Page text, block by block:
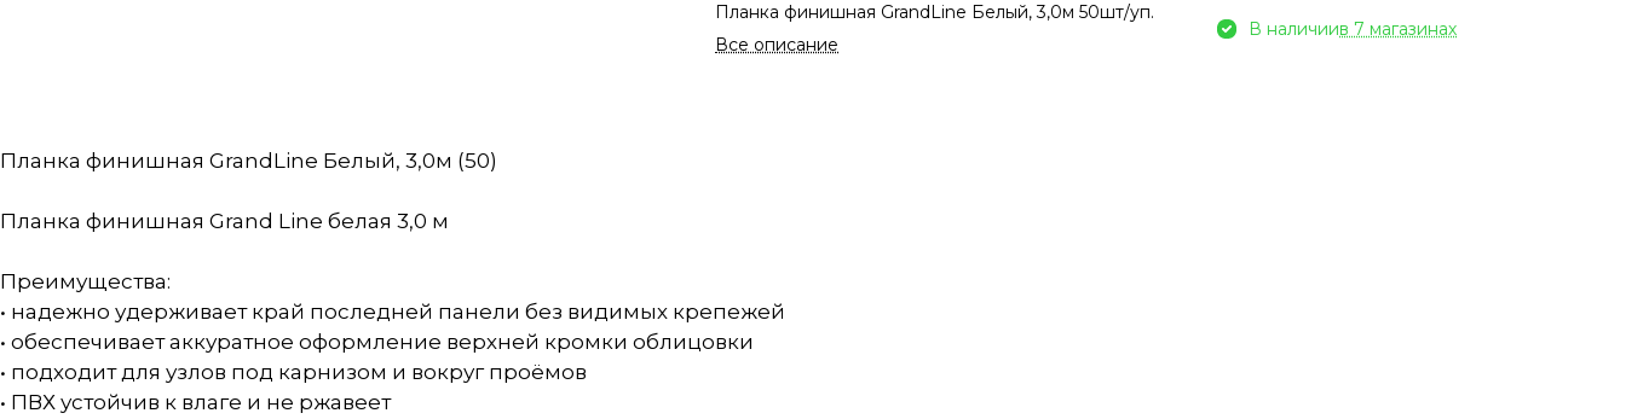
Планка финишная GrandLine Белый, 3,0м 50шт/уп.
Все описание
В наличиив 7 магазинах
Планка финишная GrandLine Белый, 3,0м (50)
Планка финишная Grand Line белая 3,0 м
Преимущества:
• надежно удерживает край последней панели без видимых крепежей
• обеспечивает аккуратное оформление верхней кромки облицовки
• подходит для узлов под карнизом и вокруг проёмов
• ПВХ устойчив к влаге и не ржавеет